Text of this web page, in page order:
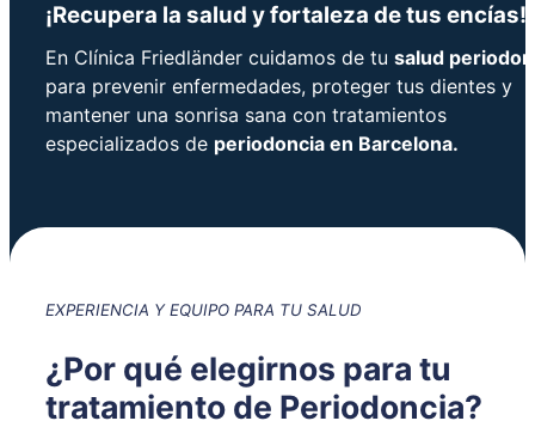
¡Recupera la salud y fortaleza de tus encías!
En Clínica Friedländer cuidamos de tu salud
para prevenir enfermedades, proteger tus dientes y
mantener una sonrisa sana con tratamientos
especializados de periodoncia en Barcelona.
EXPERIENCIA Y EQUIPO PARA TU SALUD
¿Por qué elegirnos para tu
tratamiento de Periodoncia?